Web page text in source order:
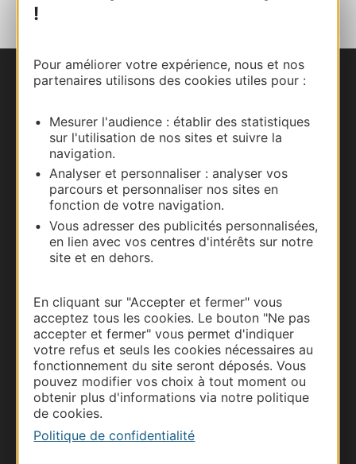
!
Pour améliorer votre expérience, nous et nos
partenaires utilisons des cookies utiles pour :
Mesurer l'audience : établir des statistiques
sur l'utilisation de nos sites et suivre la
navigation.
Analyser et personnaliser : analyser vos
parcours et personnaliser nos sites en
fonction de votre navigation.
Vous adresser des publicités personnalisées,
en lien avec vos centres d'intérêts sur notre
site et en dehors.
En cliquant sur "Accepter et fermer" vous
acceptez tous les cookies. Le bouton "Ne pas
accepter et fermer" vous permet d'indiquer
votre refus et seuls les cookies nécessaires au
fonctionnement du site seront déposés. Vous
pouvez modifier vos choix à tout moment ou
obtenir plus d'informations via notre politique
de cookies.
Politique de confidentialité
Nous contacter
Carte interactive
Documentation
Thermalisme
Business/Mice
Pros d'Occitanie
Site presse et d'influence